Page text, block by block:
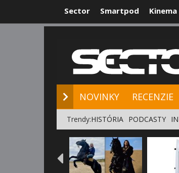
Sector Smartpod Kinema
NOVINKY RECENZIE
Trendy:HISTÓRIA PODCASTY